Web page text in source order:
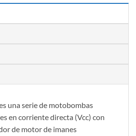
una serie de motobombas
en corriente directa (Vcc) con
de motor de imanes